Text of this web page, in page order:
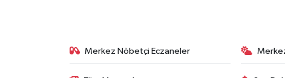
Merkez Nöbetçi Eczaneler